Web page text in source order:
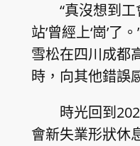
“真沒想到
站’曾經上‘崗’了
雪松在四川成都
時，向其他錯誤
時光回到
會新失業形狀休